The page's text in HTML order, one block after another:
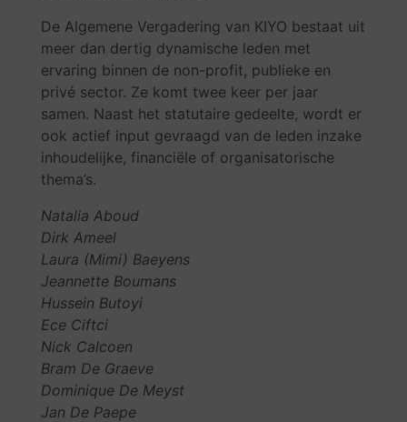
De Algemene Vergadering van KIYO bestaat uit
meer dan dertig dynamische leden met
ervaring binnen de non-profit, publieke en
privé sector. Ze komt twee keer per jaar
samen. Naast het statutaire gedeelte, wordt er
ook actief input gevraagd van de leden inzake
inhoudelijke, financiële of organisatorische
thema’s.
Natalia Aboud
Dirk Ameel
Laura (Mimi) Baeyens
Jeannette Boumans
Hussein Butoyi
Ece Ciftci
Nick Calcoen
Bram De Graeve
Dominique De Meyst
Jan De Paepe